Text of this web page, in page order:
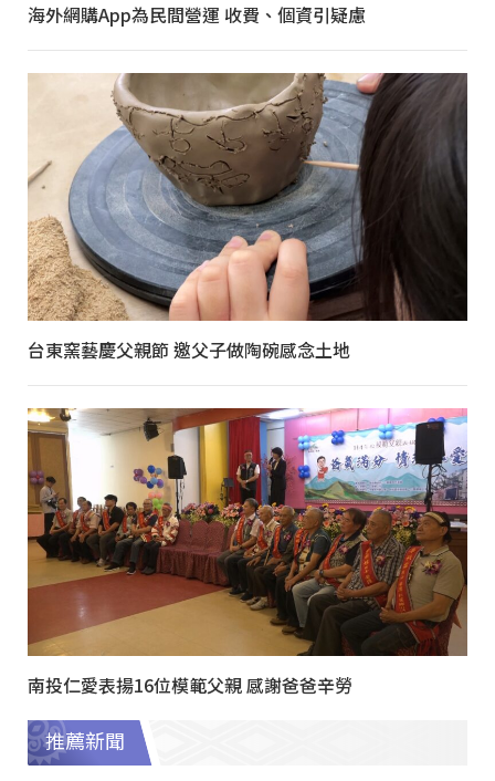
海外網購App為民間營運 收費、個資引疑慮
台東窯藝慶父親節 邀父子做陶碗感念土地
南投仁愛表揚16位模範父親 感謝爸爸辛勞
推薦新聞